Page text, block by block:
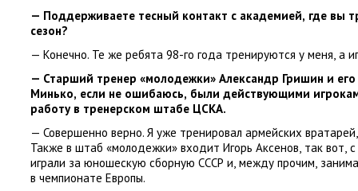
— Поддерживаете тесный контакт с академией, где вы
сезон?
— Конечно. Те же ребята 98-го года тренируются у меня, а
— Старший тренер «молодежки» Александр Гришин и
Минько, если не ошибаюсь, были действующими
работу в тренерском штабе ЦСКА.
— Совершенно верно. Я уже тренировал армейских вратарей,
Также в штаб «молодежки» входит Игорь Аксенов, так вот,
играли за юношескую сборную СССР и, между прочим,
в чемпионате Европы.